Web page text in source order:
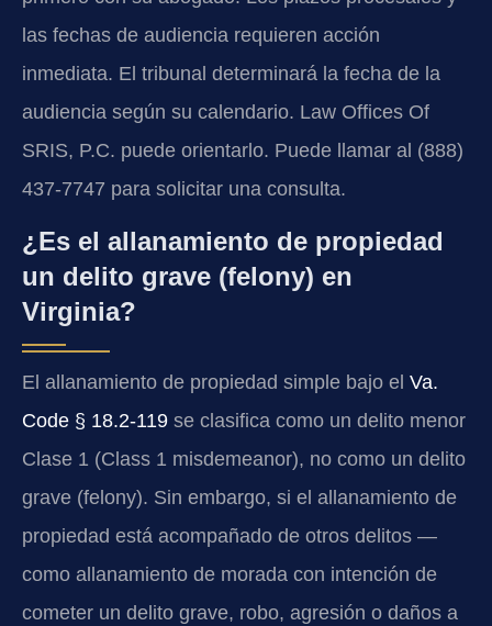
las fechas de audiencia requieren acción
inmediata. El tribunal determinará la fecha de la
audiencia según su calendario. Law Offices Of
SRIS, P.C. puede orientarlo. Puede llamar al (888)
437-7747 para solicitar una consulta.
¿Es el allanamiento de propiedad
un delito grave (felony) en
Virginia?
El allanamiento de propiedad simple bajo el Va.
Code § 18.2-119 se clasifica como un delito menor
Clase 1 (Class 1 misdemeanor), no como un delito
grave (felony). Sin embargo, si el allanamiento de
propiedad está acompañado de otros delitos —
como allanamiento de morada con intención de
cometer un delito grave, robo, agresión o daños a